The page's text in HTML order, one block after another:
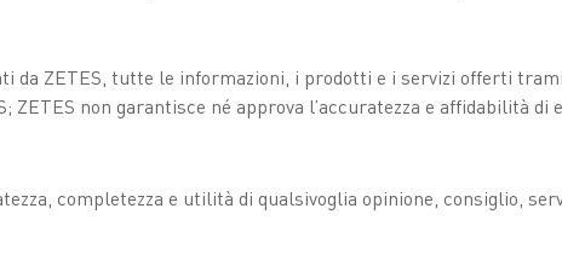
da ZETES, tutte le informazioni, i prodotti e i servizi offerti
non garantisce né approva l’accuratezza e affidabilità
completezza e utilità di qualsivoglia opinione, consiglio,